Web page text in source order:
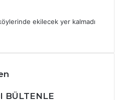
ekilecek yer kalmadı
BÜLTENLE